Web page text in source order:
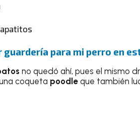
guardería para mi perro en
no quedó ahí, pues el mismo
coqueta poodle que también